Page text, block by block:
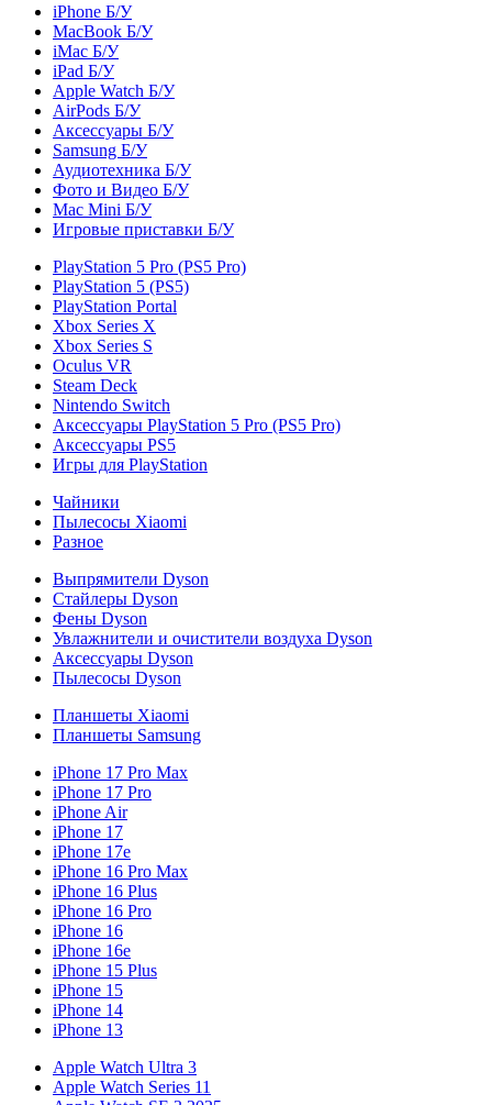
iPhone Б/У
MacBook Б/У
iMac Б/У
iPad Б/У
Apple Watch Б/У
AirPods Б/У
Аксессуары Б/У
Samsung Б/У
Аудиотехника Б/У
Фото и Видео Б/У
Mac Mini Б/У
Игровые приставки Б/У
PlayStation 5 Pro (PS5 Pro)
PlayStation 5 (PS5)
PlayStation Portal
Xbox Series X
Xbox Series S
Oculus VR
Steam Deck
Nintendo Switch
Аксессуары PlayStation 5 Pro (PS5 Pro)
Аксессуары PS5
Игры для PlayStation
Чайники
Пылесосы Xiaomi
Разное
Выпрямители Dyson
Стайлеры Dyson
Фены Dyson
Увлажнители и очистители воздуха Dyson
Аксессуары Dyson
Пылесосы Dyson
Планшеты Xiaomi
Планшеты Samsung
iPhone 17 Pro Max
iPhone 17 Pro
iPhone Air
iPhone 17
iPhone 17e
iPhone 16 Pro Max
iPhone 16 Plus
iPhone 16 Pro
iPhone 16
iPhone 16e
iPhone 15 Plus
iPhone 15
iPhone 14
iPhone 13
Apple Watch Ultra 3
Apple Watch Series 11